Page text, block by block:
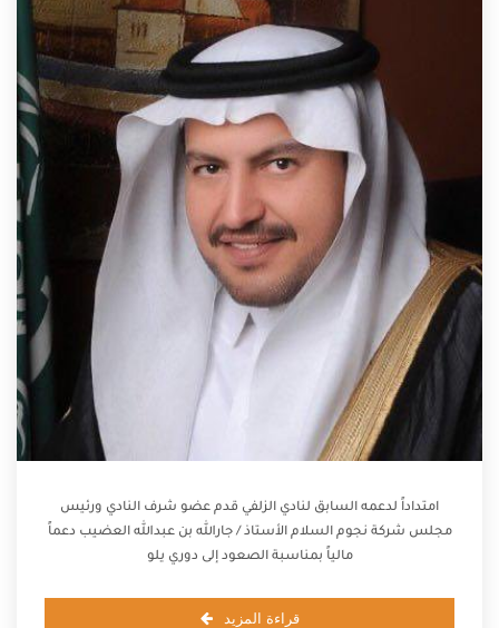
امتداداً لدعمه السابق لنادي الزلفي قدم عضو شرف النادي ورئيس
مجلس شركة نجوم السلام الأستاذ / جارالله بن عبدالله العضيب دعماً
مالياً بمناسبة الصعود إلى دوري يلو
قراءة المزيد